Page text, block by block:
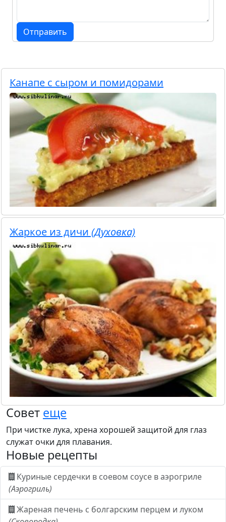
Отправить
Канапе с сыром и помидорами
Жаркое из дичи (Духовка)
Совет еще
При чистке лука, хрена хорошей защитой для глаз
служат очки для плавания.
Новые рецепты
Куриные сердечки в соевом соусе в аэрогриле
(Аэрогриль)
Жареная печень с болгарским перцем и луком